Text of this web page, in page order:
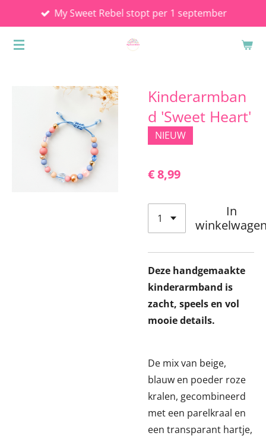
direct
naar
My Sweet Rebel stopt per 1 september
Kinderarmban
d 'Sweet Heart'
NIEUW
€ 8,99
In
Deze handgemaakte
kinderarmband is
zacht, speels en vol
mooie details.
De mix van beige,
blauw en poeder roze
kralen, gecombineerd
met een parelkraal en
een transparant hartje,